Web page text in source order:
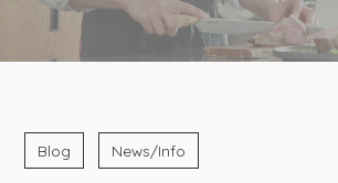
Blog News/Info